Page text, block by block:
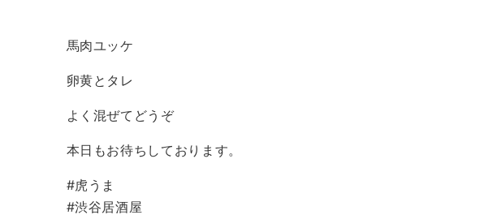
馬肉ユッケ
卵黄とタレ
よく混ぜてどうぞ
本日もお待ちしております。
#虎うま
#渋谷居酒屋